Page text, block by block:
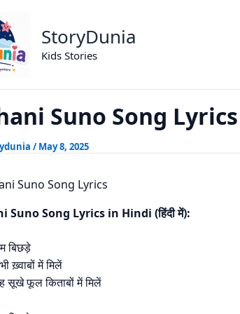
StoryDunia
Kids Stories
Story
Suno Song Lyrics
/May 8, 2025
Suno Song Lyrics in Hindi (हिंदी में):
बिछड़े
ख़्वाबों में मिलें
सूखे फूल किताबों में मिलें